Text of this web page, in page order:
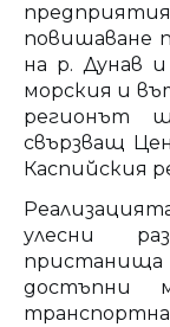
повишаване
на р. Дунав
морския и
регионът
свързващ
Каспийския
улесни
пристанища
достъпни